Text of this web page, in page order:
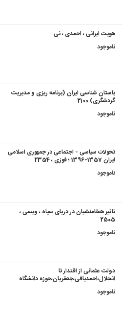
هویت ایرانی ، احمدی ، نی
ناموجود
باستان شناسی ایران (برنامه ریزی و مدیریت
گردشگری) 2100
ناموجود
تحولات سیاسی - اجتماعی در جمهوری اسلامی
ایران 1357-1396 ؛ فوزی ، 2354
ناموجود
تاثیر هخامنشیان در دریای سیاه ، ویسی ،
2505
ناموجود
دولت عثمانی از اقتدار تا
انحلال،احمدیاقی،جعفریان،حوزه دانشگاه
ناموجود